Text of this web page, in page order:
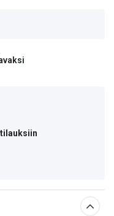
tilauksiin